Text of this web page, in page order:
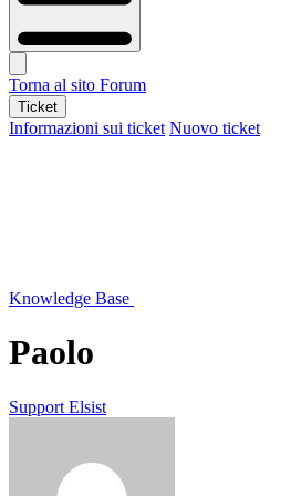
Torna al sito Forum
Ticket
Informazioni sui ticket Nuovo ticket
Knowledge Base
Paolo
Support Elsist